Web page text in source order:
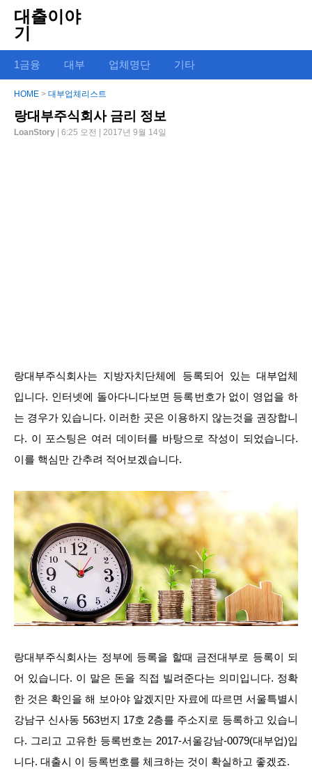
대출이야
기
1금융 대부 업체명단 기타
HOME > 대부업체리스트
랑대부주식회사 금리 정보
LoanStory | 6:25 오전 | 2017년 9월 14일
랑대부주식회사는 지방자치단체에 등록되어 있는 대부업체
입니다. 인터넷에 돌아다니다보면 등록번호가 없이 영업을 하
는 경우가 있습니다. 이러한 곳은 이용하지 않는것을 권장합니
다. 이 포스팅은 여러 데이터를 바탕으로 작성이 되었습니다.
이를 핵심만 간추려 적어보겠습니다.
랑대부주식회사는 정부에 등록을 할때 금전대부로 등록이 되
어 있습니다. 이 말은 돈을 직접 빌려준다는 의미입니다. 정확
한 것은 확인을 해 보아야 알겠지만 자료에 따르면 서울특별시
강남구 신사동 563번지 17호 2층를 주소지로 등록하고 있습니
다. 그리고 고유한 등록번호는 2017-서울강남-0079(대부업)입
니다. 대출시 이 등록번호를 체크하는 것이 확실하고 좋겠죠.